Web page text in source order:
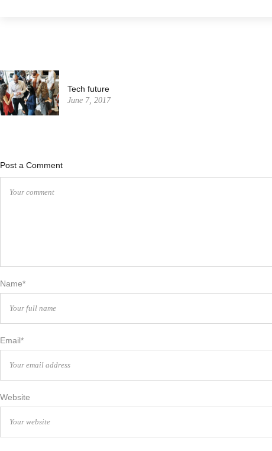
Tech future
June 7, 2017
Post a Comment
Name*
Email*
Website